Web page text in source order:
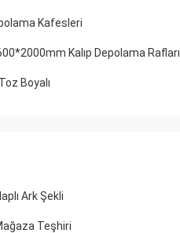
Kafesleri
Kalıp Depolama Rafları
Boyalı
Ark Şekli
Teşhiri